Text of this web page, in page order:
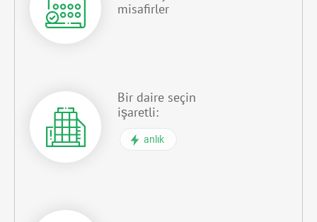
misafirler
Bir daire seçin
işaretli:
anlık